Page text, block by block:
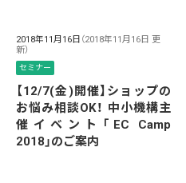
2018年11月16日 （2018年11月16日 更
新）
セミナー
【12/7(金)開催】ショップの
お悩み相談OK！ 中小機構主
催イベント「EC Camp
2018」のご案内